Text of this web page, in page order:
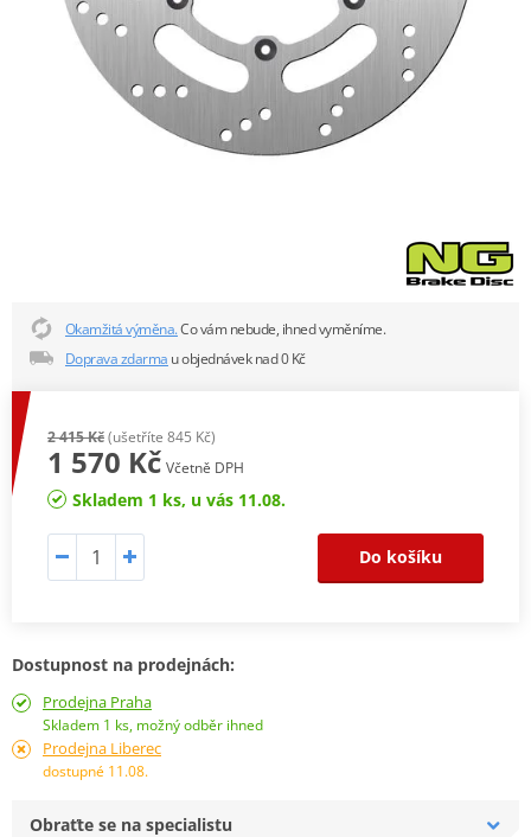
Okamžitá výměna.Co vám nebude, ihned vyměníme.
Doprava zdarma u objednávek nad 0 Kč
2 415 Kč(ušetříte 845 Kč)
1 570 Kč Včetně DPH
Skladem 1 ks, u vás 11.08.
Do košíku
Dostupnost na prodejnách:
Prodejna Praha
Skladem 1 ks, možný odběr ihned
Prodejna Liberec
dostupné 11.08.
Obraťte se na specialistu